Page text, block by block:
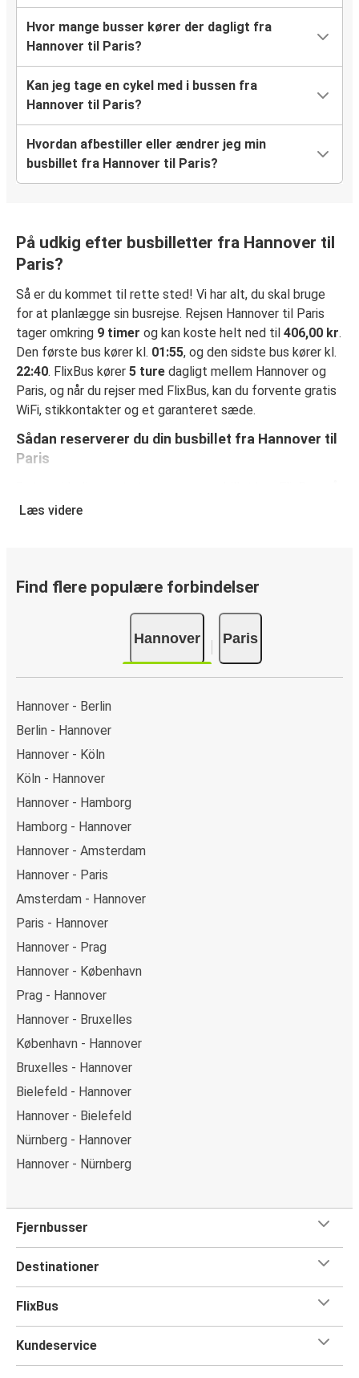
Hvor mange busser kører der dagligt fra
Hannover til Paris?
Kan jeg tage en cykel med i bussen fra
Hannover til Paris?
Hvordan afbestiller eller ændrer jeg min
busbillet fra Hannover til Paris?
På udkig efter busbilletter fra Hannover til
Paris?
Så er du kommet til rette sted! Vi har alt, du skal bruge
for at planlægge sin busrejse. Rejsen Hannover til Paris
tager omkring 9 timer og kan koste helt ned til 406,00 kr.
Den første bus kører kl. 01:55, og den sidste bus kører kl.
22:40. FlixBus kører 5 ture dagligt mellem Hannover og
Paris, og når du rejser med FlixBus, kan du forvente gratis
WiFi, stikkontakter og et garanteret sæde.
Sådan reserverer du din busbillet fra Hannover til
Paris
denne hjemmeside eller i den gratis FlixBus-app kan du
Google Pay og Apple Pay. Du kan også betale kontant
Læs videre
Find flere populære forbindelser
Hannover Paris
Hannover - Berlin
Berlin - Hannover
Hannover - Köln
Köln - Hannover
Hannover - Hamborg
Hamborg - Hannover
Hannover - Amsterdam
Hannover - Paris
Amsterdam - Hannover
Paris - Hannover
Hannover - Prag
Hannover - København
Prag - Hannover
Hannover - Bruxelles
København - Hannover
Bruxelles - Hannover
Bielefeld - Hannover
Hannover - Bielefeld
Nürnberg - Hannover
Hannover - Nürnberg
Fjernbusser
Destinationer
FlixBus
Kundeservice